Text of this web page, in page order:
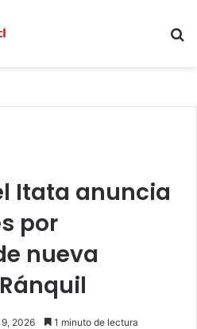
Itata anuncia
por
nueva
2026 1 minuto de lectura